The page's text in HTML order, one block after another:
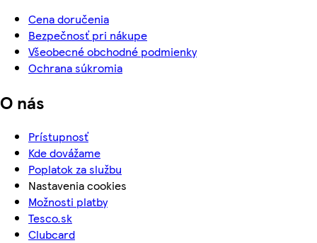
Cena doručenia
Bezpečnosť pri nákupe
Všeobecné obchodné podmienky
Ochrana súkromia
O nás
Prístupnosť
Kde dovážame
Poplatok za službu
Nastavenia cookies
Možnosti platby
Tesco.sk
Clubcard